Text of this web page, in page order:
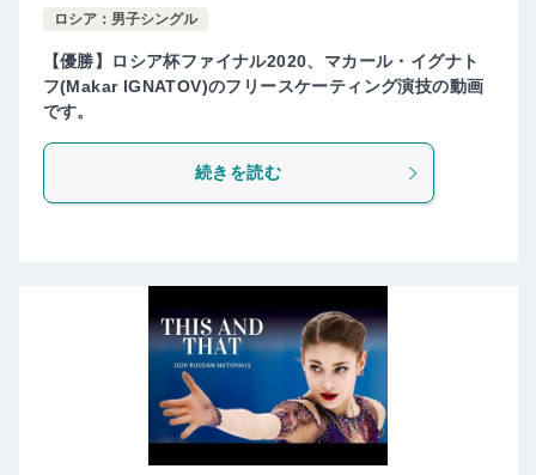
ロシア：男子シングル
【優勝】ロシア杯ファイナル2020、マカール・イグナト
フ(Makar IGNATOV)のフリースケーティング演技の動画
です。
続きを読む